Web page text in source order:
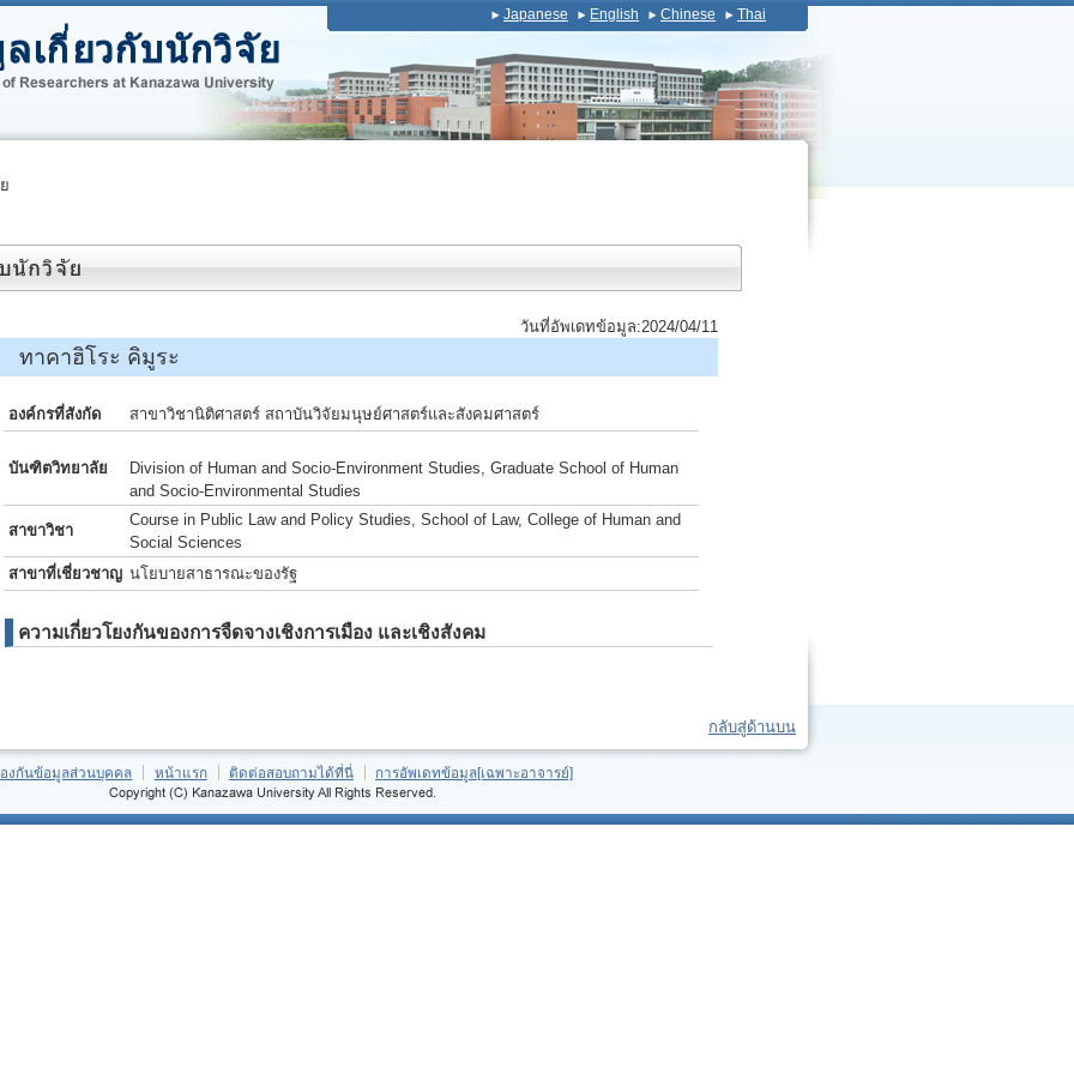
Japanese English Chinese Thai
วันที่อัพเดทข้อมูล:2024/04/11
ทาคาฮิโระ คิมูระ
องค์กรที่สังกัด สาขาวิชานิติศาสตร์ สถาบันวิจัยมนุษย์ศาสตร์และสังคมศาสตร์
บันฑิตวิทยาลัย
Division of Human and Socio-Environment Studies, Graduate School of Human
and Socio-Environmental Studies
สาขาวิชา
Course in Public Law and Policy Studies, School of Law, College of Human and
Social Sciences
สาขาที่เชี่ยวชาญ นโยบายสาธารณะของรัฐ
ความเกี่ยวโยงกันของการจืดจางเชิงการเมือง และเชิงสังคม
กลับสู่ด้านบน
งกันข้อมูลส่วนบุคคล หน้าแรก ติดต่อสอบถามได้ที่นี่ การอัพเดทข้อมูล[เฉพาะอาจารย์]